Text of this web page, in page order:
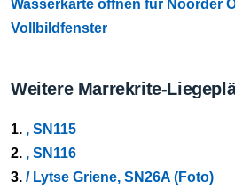
Wasserkarte öffnen für Noorder
Vollbildfenster
Weitere Marrekrite-
1. , SN115
2. , SN116
3. / Lytse Griene, SN26A (Foto)